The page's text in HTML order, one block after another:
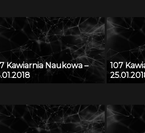
Kawiarnia Naukowa –
107